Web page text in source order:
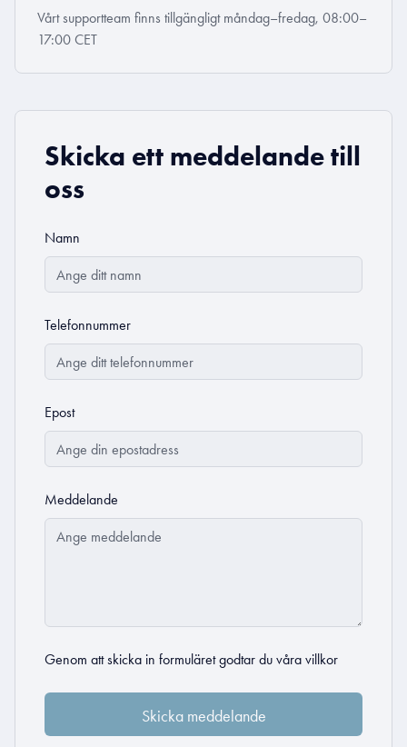
Vårt supportteam finns tillgängligt måndag–fredag, 08:00–
17:00 CET
Skicka ett meddelande till
oss
Namn
Telefonnummer
Epost
Meddelande
Genom att skicka in formuläret godtar du våra villkor